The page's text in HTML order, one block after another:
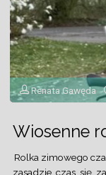
Renata Gawęda
Wiosenne
Rolka zimowego
zasadzie czas się